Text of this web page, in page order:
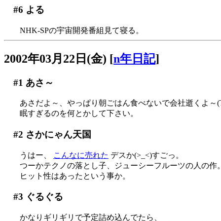
#6 よる
NHK-SPの宇宙開発番組見て寝る。
2002年03月22日(金) [n年日記]
#1 あさ～
あさだよ～、やっぱり朝ごはん食べないで会社逝くよ～
眠すぎるのを何とかして下さい。
#2 さかにゃん天国
うはー、 こんなに売れた デスか(>_<)すごっ。
つーかテクノの落とし子、ジューシーフルーツの人の作。
ヒット性はあったという事か。
#3 ぐるぐる
かなりギリギリで予定詰め込んでたら、